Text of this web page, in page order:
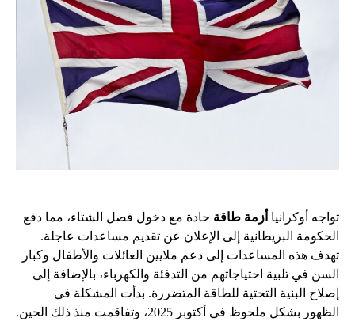
تواجه أوكرانيا أزمة طاقة حادة مع دخول فصل الشتاء، مما دفع
الحكومة البريطانية إلى الإعلان عن تقديم مساعدات عاجلة.
تهدف هذه المساعدات إلى دعم ملايين العائلات والأطفال وكبار
السن في تلبية احتياجاتهم من التدفئة والكهرباء، بالإضافة إلى
إصلاح البنية التحتية للطاقة المتضررة. بدأت المشكلة في
الظهور بشكل ملحوظ في أكتوبر 2025، وتفاقمت منذ ذلك الحين.